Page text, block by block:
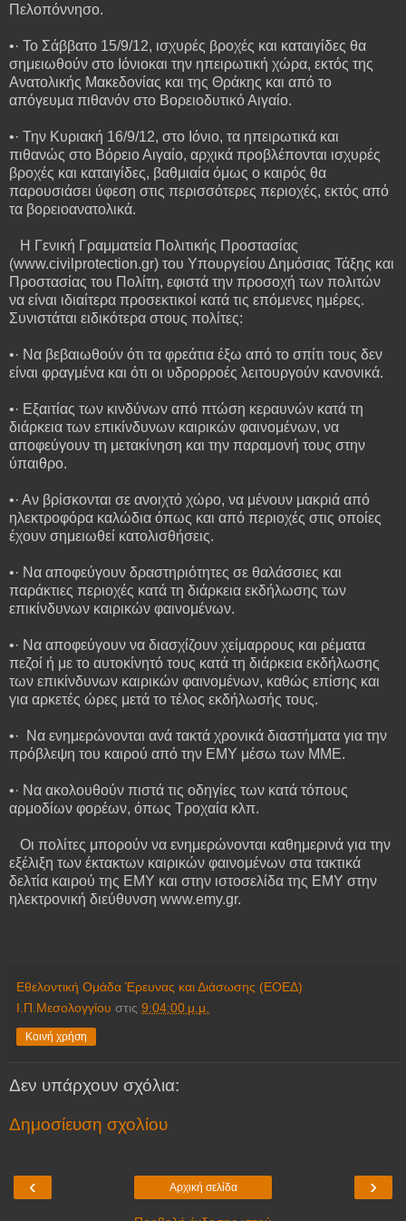
Πελοπόννησο.
•· Το Σάββατο 15/9/12, ισχυρές βροχές και καταιγίδες θα
σημειωθούν στο Ιόνιοκαι την ηπειρωτική χώρα, εκτός της
Ανατολικής Μακεδονίας και της Θράκης και από το
απόγευμα πιθανόν στο Βορειοδυτικό Αιγαίο.
•· Την Κυριακή 16/9/12, στο Ιόνιο, τα ηπειρωτικά και
πιθανώς στο Βόρειο Αιγαίο, αρχικά προβλέπονται ισχυρές
βροχές και καταιγίδες, βαθμιαία όμως ο καιρός θα
παρουσιάσει ύφεση στις περισσότερες περιοχές, εκτός από
τα βορειοανατολικά.
Η Γενική Γραμματεία Πολιτικής Προστασίας
(www.civilprotection.gr) του Υπουργείου Δημόσιας Τάξης και
Προστασίας του Πολίτη, εφιστά την προσοχή των πολιτών
να είναι ιδιαίτερα προσεκτικοί κατά τις επόμενες ημέρες.
Συνιστάται ειδικότερα στους πολίτες:
•· Να βεβαιωθούν ότι τα φρεάτια έξω από το σπίτι τους δεν
είναι φραγμένα και ότι οι υδρορροές λειτουργούν κανονικά.
•· Εξαιτίας των κινδύνων από πτώση κεραυνών κατά τη
διάρκεια των επικίνδυνων καιρικών φαινομένων, να
αποφεύγουν τη μετακίνηση και την παραμονή τους στην
ύπαιθρο.
•· Αν βρίσκονται σε ανοιχτό χώρο, να μένουν μακριά από
ηλεκτροφόρα καλώδια όπως και από περιοχές στις οποίες
έχουν σημειωθεί κατολισθήσεις.
•· Να αποφεύγουν δραστηριότητες σε θαλάσσιες και
παράκτιες περιοχές κατά τη διάρκεια εκδήλωσης των
επικίνδυνων καιρικών φαινομένων.
•· Να αποφεύγουν να διασχίζουν χείμαρρους και ρέματα
πεζοί ή με το αυτοκίνητό τους κατά τη διάρκεια εκδήλωσης
των επικίνδυνων καιρικών φαινομένων, καθώς επίσης και
για αρκετές ώρες μετά το τέλος εκδήλωσής τους.
•· Να ενημερώνονται ανά τακτά χρονικά διαστήματα για την
πρόβλεψη του καιρού από την ΕΜΥ μέσω των ΜΜΕ.
•· Να ακολουθούν πιστά τις οδηγίες των κατά τόπους
αρμοδίων φορέων, όπως Τροχαία κλπ.
Οι πολίτες μπορούν να ενημερώνονται καθημερινά για την
εξέλιξη των έκτακτων καιρικών φαινομένων στα τακτικά
δελτία καιρού της ΕΜΥ και στην ιστοσελίδα της ΕΜΥ στην
ηλεκτρονική διεύθυνση www.emy.gr.
Εθελοντική Ομάδα Έρευνας και Διάσωσης (ΕΟΕΔ)
Ι.Π.Μεσολογγίου στις 9:04:00 μ.μ.
Κοινή χρήση
Δεν υπάρχουν σχόλια:
Δημοσίευση σχολίου
‹ ›
Αρχική σελίδα